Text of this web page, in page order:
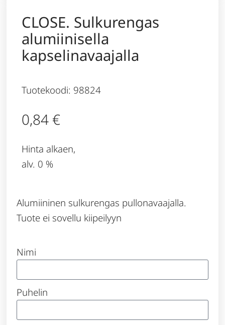
CLOSE. Sulkurengas
alumiinisella
kapselinavaajalla
Tuotekoodi: 98824
0,84 €
Hinta alkaen,
alv. 0 %
Alumiininen sulkurengas pullonavaajalla.
Tuote ei sovellu kiipeilyyn
Nimi
Puhelin